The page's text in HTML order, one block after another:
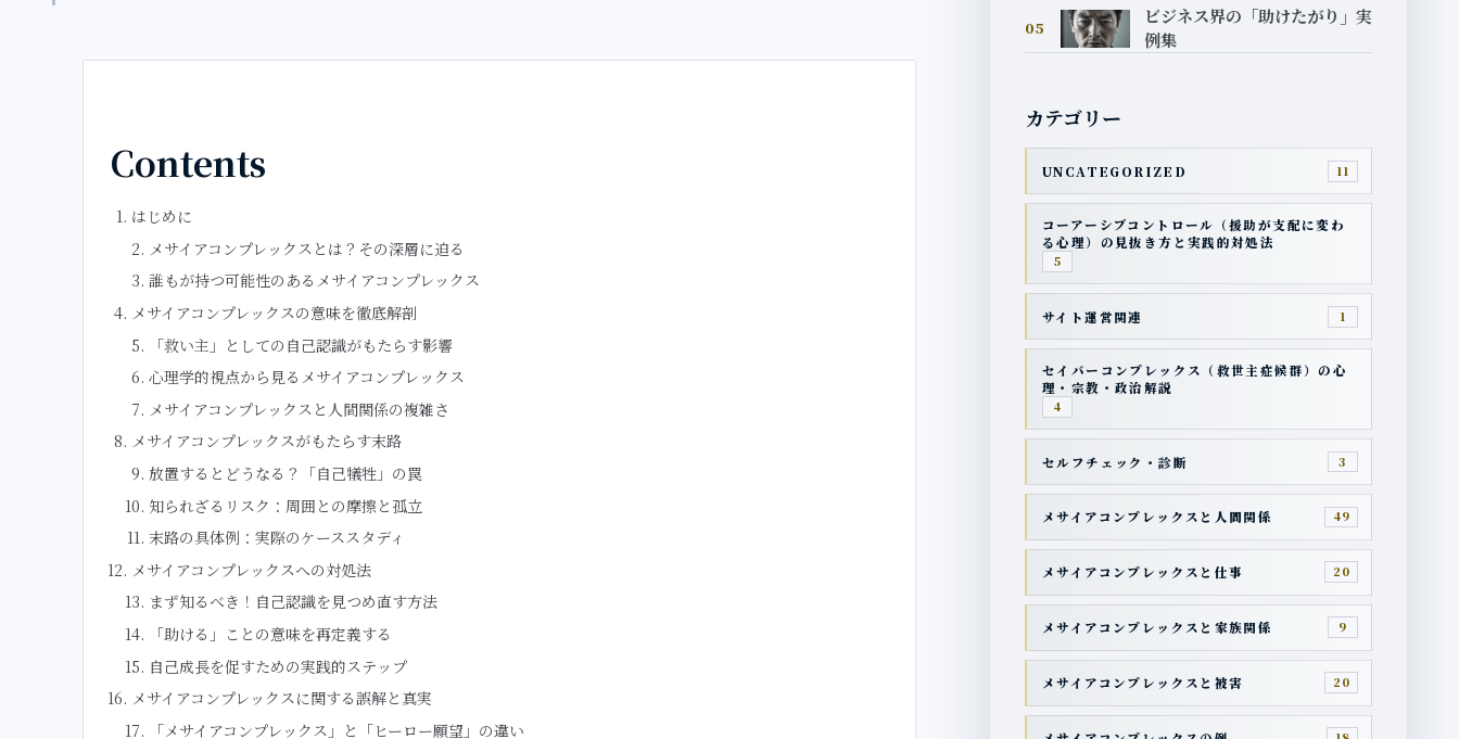
Contents
はじめに
メサイアコンプレックスとは？その深層に迫る
誰もが持つ可能性のあるメサイアコンプレックス
メサイアコンプレックスの意味を徹底解剖
「救い主」としての自己認識がもたらす影響
心理学的視点から見るメサイアコンプレックス
メサイアコンプレックスと人間関係の複雑さ
メサイアコンプレックスがもたらす末路
放置するとどうなる？「自己犠牲」の罠
知られざるリスク：周囲との摩擦と孤立
末路の具体例：実際のケーススタディ
メサイアコンプレックスへの対処法
まず知るべき！自己認識を見つめ直す方法
「助ける」ことの意味を再定義する
自己成長を促すための実践的ステップ
メサイアコンプレックスに関する誤解と真実
「メサイアコンプレックス」と「ヒーロー願望」の違い
05
ビジネス界の「助けたがり」実
例集
カテゴリー
UNCATEGORIZED 11
コーアーシブコントロール（援助が支配に変わ
る心理）の見抜き方と実践的対処法
5
サイト運営関連 1
セイバーコンプレックス（救世主症候群）の心
理・宗教・政治解説
4
セルフチェック・診断 3
メサイアコンプレックスと人間関係 49
メサイアコンプレックスと仕事 20
メサイアコンプレックスと家族関係 9
メサイアコンプレックスと被害 20